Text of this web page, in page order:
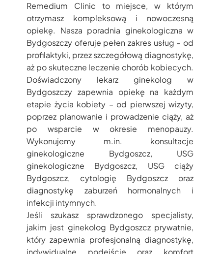
Remedium Clinic to miejsce, w którym
otrzymasz kompleksową i nowoczesną
opiekę. Nasza poradnia ginekologiczna w
Bydgoszczy oferuje pełen zakres usług – od
profilaktyki, przez szczegółową diagnostykę,
aż po skuteczne leczenie chorób kobiecych.
Doświadczony lekarz ginekolog w
Bydgoszczy zapewnia opiekę na każdym
etapie życia kobiety – od pierwszej wizyty,
poprzez planowanie i prowadzenie ciąży, aż
po wsparcie w okresie menopauzy.
Wykonujemy m.in. konsultacje
ginekologiczne Bydgoszcz, USG
ginekologiczne Bydgoszcz, USG ciąży
Bydgoszcz, cytologię Bydgoszcz oraz
diagnostykę zaburzeń hormonalnych i
infekcji intymnych.
Jeśli szukasz sprawdzonego specjalisty,
jakim jest ginekolog Bydgoszcz prywatnie,
który zapewnia profesjonalną diagnostykę,
indywidualne podejście oraz komfort